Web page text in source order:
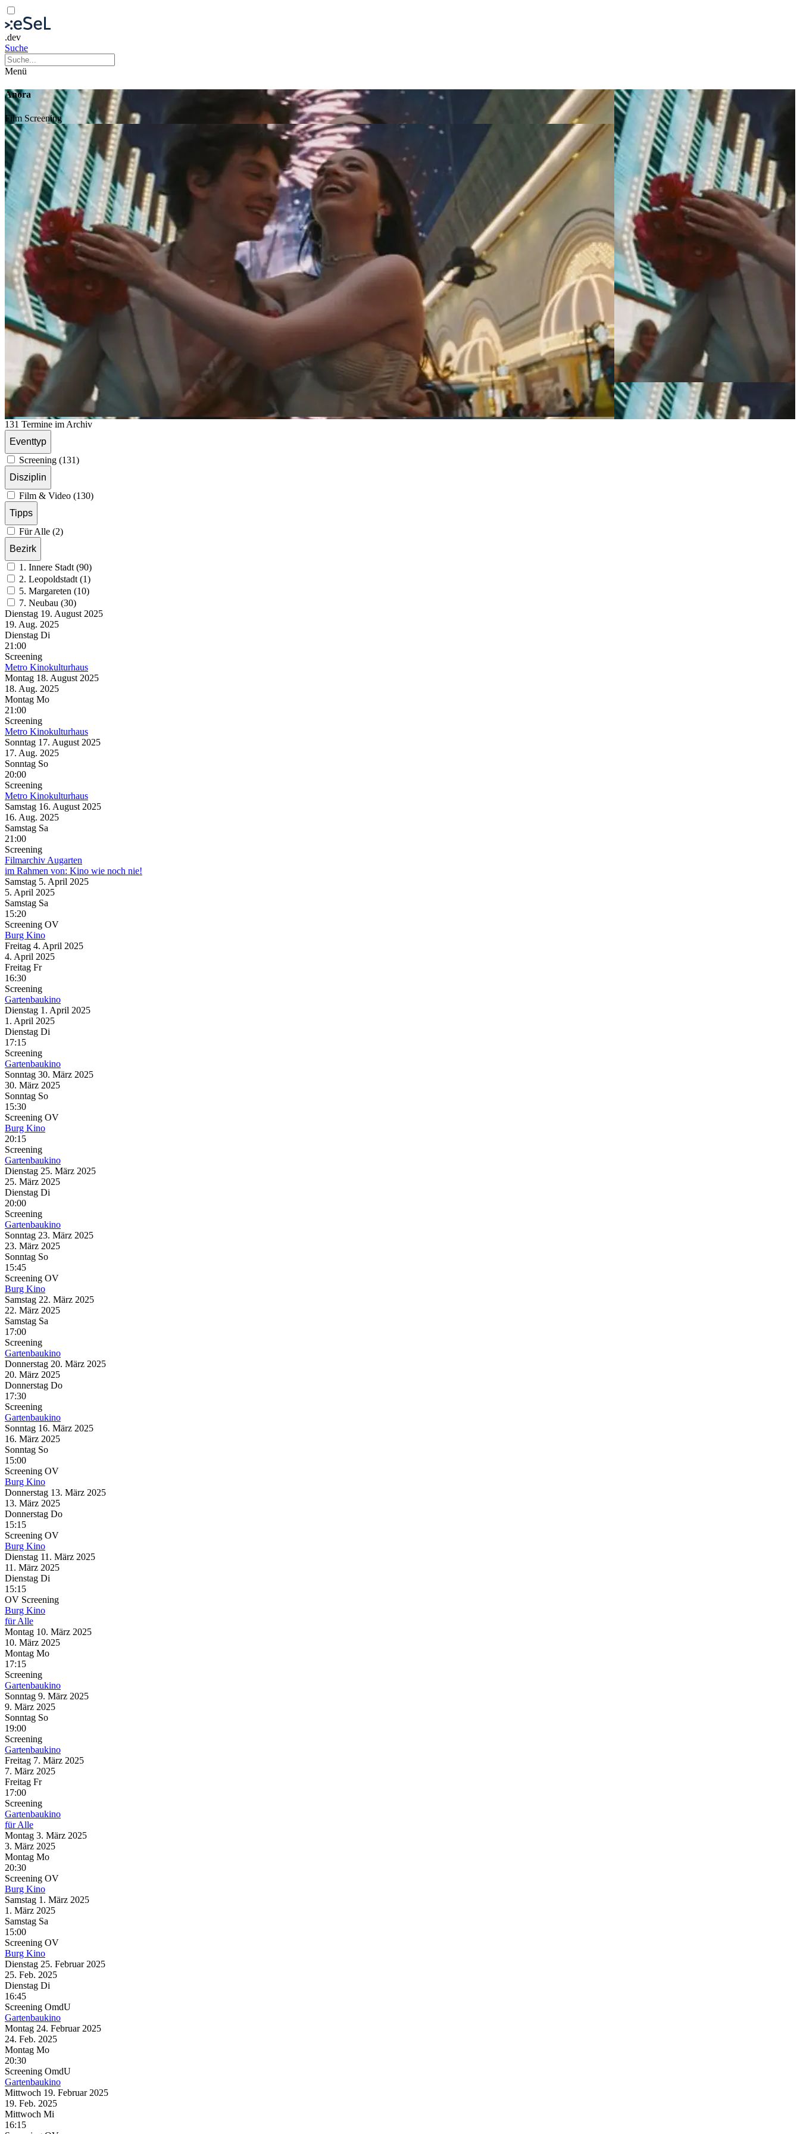
.dev
Suche
Menü
Anora
Film Screening
131 Termine im Archiv
Eventtyp
Screening (131)
Disziplin
Film & Video (130)
Tipps
Für Alle (2)
Bezirk
1. Innere Stadt (90)
2. Leopoldstadt (1)
5. Margareten (10)
7. Neubau (30)
Dienstag 19. August 2025
19. Aug. 2025
Dienstag Di
21:00
Screening
Metro Kinokulturhaus
Montag 18. August 2025
18. Aug. 2025
Montag Mo
21:00
Screening
Metro Kinokulturhaus
Sonntag 17. August 2025
17. Aug. 2025
Sonntag So
20:00
Screening
Metro Kinokulturhaus
Samstag 16. August 2025
16. Aug. 2025
Samstag Sa
21:00
Screening
Filmarchiv Augarten
im Rahmen von: Kino wie noch nie!
Samstag 5. April 2025
5. April 2025
Samstag Sa
15:20
Screening OV
Burg Kino
Freitag 4. April 2025
4. April 2025
Freitag Fr
16:30
Screening
Gartenbaukino
Dienstag 1. April 2025
1. April 2025
Dienstag Di
17:15
Screening
Gartenbaukino
Sonntag 30. März 2025
30. März 2025
Sonntag So
15:30
Screening OV
Burg Kino
20:15
Screening
Gartenbaukino
Dienstag 25. März 2025
25. März 2025
Dienstag Di
20:00
Screening
Gartenbaukino
Sonntag 23. März 2025
23. März 2025
Sonntag So
15:45
Screening OV
Burg Kino
Samstag 22. März 2025
22. März 2025
Samstag Sa
17:00
Screening
Gartenbaukino
Donnerstag 20. März 2025
20. März 2025
Donnerstag Do
17:30
Screening
Gartenbaukino
Sonntag 16. März 2025
16. März 2025
Sonntag So
15:00
Screening OV
Burg Kino
Donnerstag 13. März 2025
13. März 2025
Donnerstag Do
15:15
Screening OV
Burg Kino
Dienstag 11. März 2025
11. März 2025
Dienstag Di
15:15
OV Screening
Burg Kino
für Alle
Montag 10. März 2025
10. März 2025
Montag Mo
17:15
Screening
Gartenbaukino
Sonntag 9. März 2025
9. März 2025
Sonntag So
19:00
Screening
Gartenbaukino
Freitag 7. März 2025
7. März 2025
Freitag Fr
17:00
Screening
Gartenbaukino
für Alle
Montag 3. März 2025
3. März 2025
Montag Mo
20:30
Screening OV
Burg Kino
Samstag 1. März 2025
1. März 2025
Samstag Sa
15:00
Screening OV
Burg Kino
Dienstag 25. Februar 2025
25. Feb. 2025
Dienstag Di
16:45
Screening OmdU
Gartenbaukino
Montag 24. Februar 2025
24. Feb. 2025
Montag Mo
20:30
Screening OmdU
Gartenbaukino
Mittwoch 19. Februar 2025
19. Feb. 2025
Mittwoch Mi
16:15